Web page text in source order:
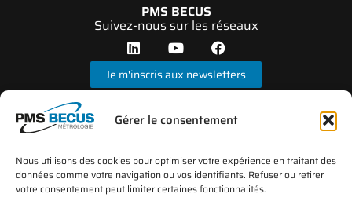
Gérer le consentement
Nous utilisons des cookies pour optimiser votre expérience en traitant des
données comme votre navigation ou vos identifiants. Refuser ou retirer
votre consentement peut limiter certaines fonctionnalités.
PMS BECUS
Suivez-nous sur les réseaux
Je m'inscris aux newsletters